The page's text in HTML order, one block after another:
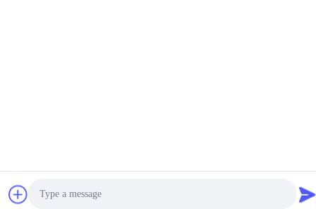
Gute Qualität Chinas Gabionen-Maschine Lieferant. Copyright-©